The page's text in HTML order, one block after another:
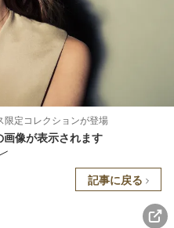
限定コレクションが登場
像が表示されます
記事に戻る